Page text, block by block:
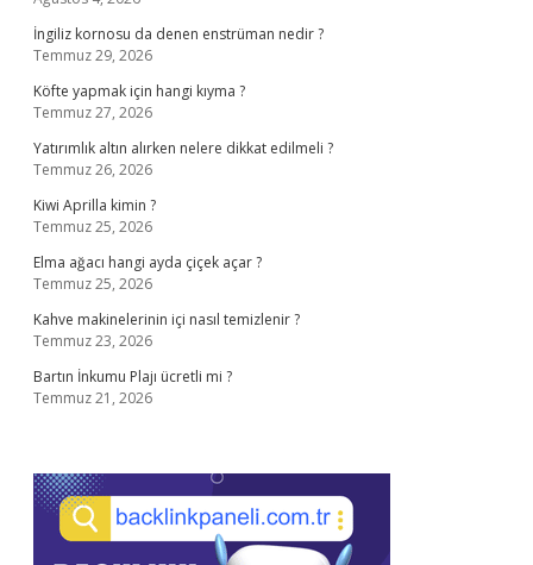
İngiliz kornosu da denen enstrüman nedir ?
Temmuz 29, 2026
Köfte yapmak için hangi kıyma ?
Temmuz 27, 2026
Yatırımlık altın alırken nelere dikkat edilmeli ?
Temmuz 26, 2026
Kiwi Aprilla kimin ?
Temmuz 25, 2026
Elma ağacı hangi ayda çiçek açar ?
Temmuz 25, 2026
Kahve makinelerinin içi nasıl temizlenir ?
Temmuz 23, 2026
Bartın İnkumu Plajı ücretli mi ?
Temmuz 21, 2026